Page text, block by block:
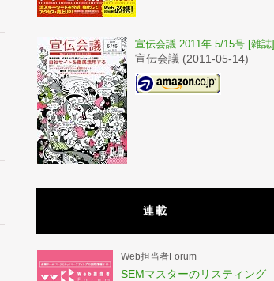
宣伝会議 2011年 5/15号 [雑誌]
宣伝会議 (2011-05-14)
連載
Web担当者Forum
SEMマスターのリスティング